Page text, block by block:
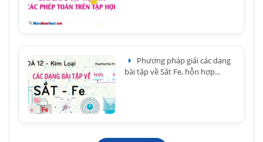
Phương pháp giải các dạng
bài tập về Sắt Fe, hỗn hợp...